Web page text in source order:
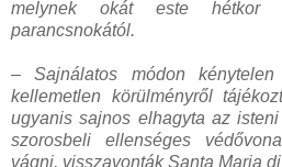
melynek okát este
parancsnokától.
– Sajnálatos módon
kellemetlen körülményről
ugyanis sajnos elhagyta az
szorosbeli ellenséges
vágni, visszavonták Santa Maria